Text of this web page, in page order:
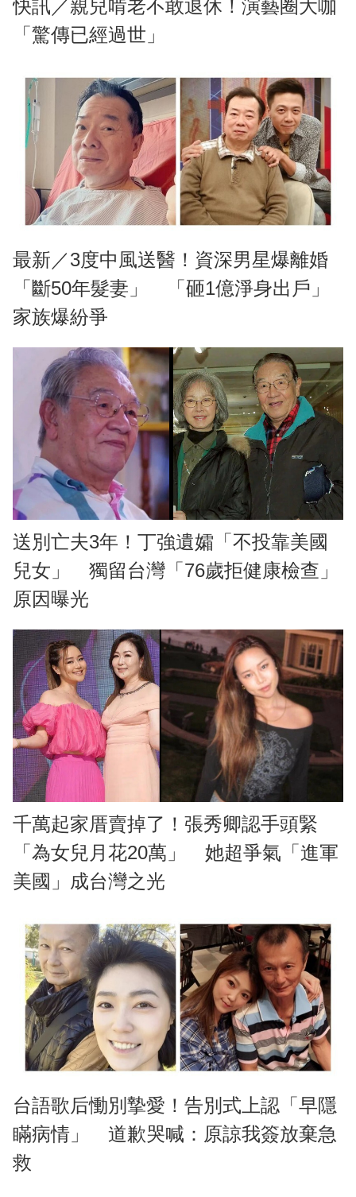
快訊／親兒啃老不敢退休！演藝圈大咖
「驚傳已經過世」
最新／3度中風送醫！資深男星爆離婚
「斷50年髮妻」 「砸1億淨身出戶」
家族爆紛爭
送別亡夫3年！丁強遺孀「不投靠美國
兒女」 獨留台灣「76歲拒健康檢查」
原因曝光
千萬起家厝賣掉了！張秀卿認手頭緊
「為女兒月花20萬」 她超爭氣「進軍
美國」成台灣之光
台語歌后慟別摯愛！告別式上認「早隱
瞞病情」 道歉哭喊：原諒我簽放棄急
救